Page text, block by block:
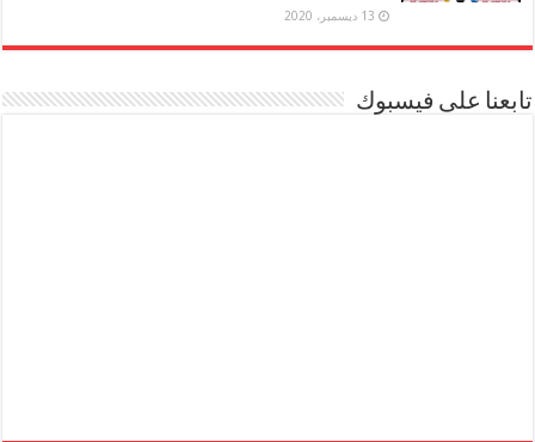
13 ديسمبر، 2020
تابعنا على فيسبوك